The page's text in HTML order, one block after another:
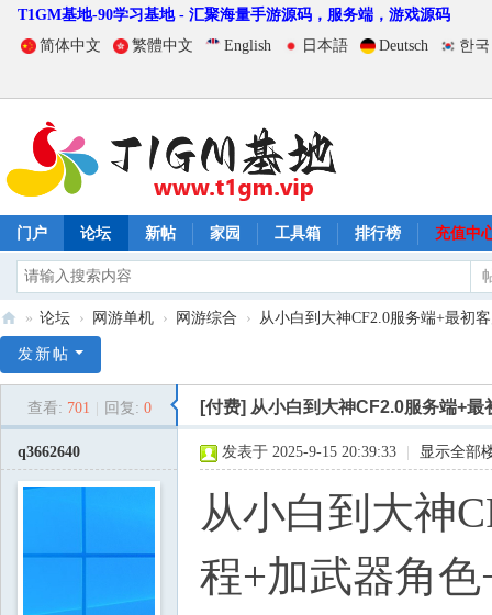
T1GM基地-90学习基地 - 汇聚海量手游源码，服务端，游戏源码
简体中文
繁體中文 English 日本語 Deutsch 한
门户 论坛 新帖 家园 工具箱 排行榜 充值中
1
» 论坛 › 网游单机 › 网游综合 › 从小白到大神CF2.0服务端+最初
发新帖
查看: 701 回复: 0 [付费] 从小白到大神CF2.0服务端+
q3662640 发表于 2025-9-15 20:39:33 显示全部
从小白到大神
程+加武器角色